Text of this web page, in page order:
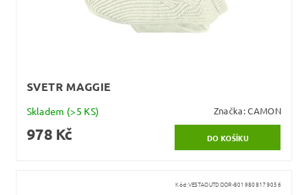
SVETR MAGGIE
Skladem (>5 KS) Značka:CAMON
978 Kč
Kód:VESTAOUTDOOR-8019808179056